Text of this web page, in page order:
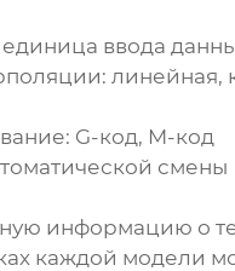
ввода
линейная,
G-код, M-код
смены
информацию о
каждой модели